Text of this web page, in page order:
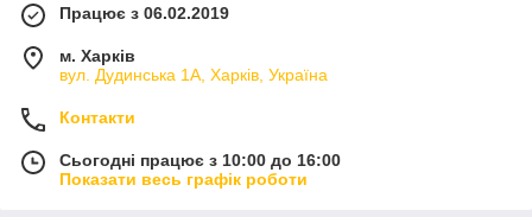
Працює з 06.02.2019
м. Харків
вул. Дудинська 1А, Харків, Україна
Контакти
Сьогодні працює з 10:00 до 16:00
Показати весь графік роботи